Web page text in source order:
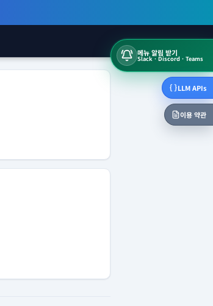
메뉴 알림 받기
Slack · Discord · Teams
LLM APIs
이용 약관